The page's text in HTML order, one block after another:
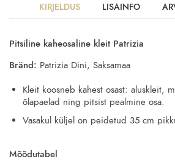
KIRJELDUS LISAINFO
Pitsiline kaheosaline kleit Patrizia
Bränd: Patrizia Dini, Saksamaa
Kleit koosneb kahest osast: aluskleit,
õlapaelad ning pitsist pealmine osa.
Vasakul küljel on peidetud 35 cm
Mõõdutabel